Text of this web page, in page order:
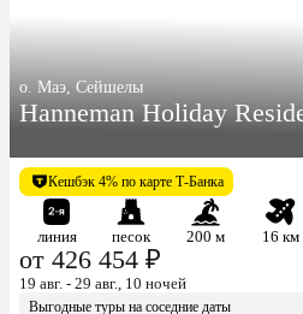
о. Маэ, Сейшелы
Hanneman Holiday
Кешбэк 4% по карте Т-Банка
линия песок 200 м 16 км
от 426 454 ₽
19 авг. - 29 авг., 10 ночей
Выгодные туры на соседние даты